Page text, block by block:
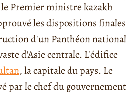
Premier ministre kazakh
les dispositions finales
d'un Panthéon national
d'Asie centrale. L'édifice
, la capitale du pays. Le
par le chef du gouvernement